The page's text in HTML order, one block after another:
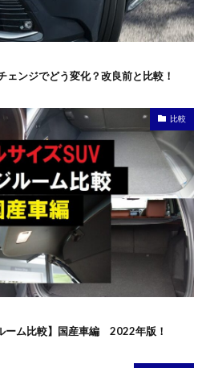
ェンジでどう変化？改良前と比較！
比較
ーム比較】国産車編 2022年版！